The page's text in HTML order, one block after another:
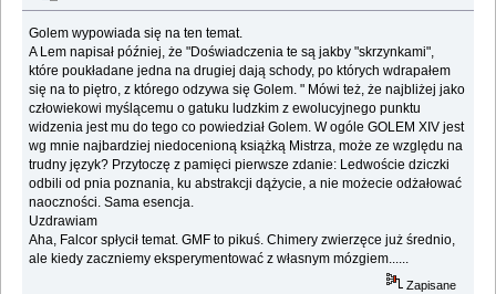
Golem wypowiada się na ten temat.
A Lem napisał później, że "Doświadczenia te są jakby "skrzynkami",
które poukładane jedna na drugiej dają schody, po których wdrapałem
się na to piętro, z którego odzywa się Golem. " Mówi też, że najbliżej jako
człowiekowi myślącemu o gatuku ludzkim z ewolucyjnego punktu
widzenia jest mu do tego co powiedział Golem. W ogóle GOLEM XIV jest
wg mnie najbardziej niedocenioną książką Mistrza, może ze względu na
trudny język? Przytoczę z pamięci pierwsze zdanie: Ledwoście dziczki
odbili od pnia poznania, ku abstrakcji dążycie, a nie możecie odżałować
naoczności. Sama esencja.
Uzdrawiam
Aha, Falcor spłycił temat. GMF to pikuś. Chimery zwierzęce już średnio,
ale kiedy zaczniemy eksperymentować z własnym mózgiem......
Zapisane